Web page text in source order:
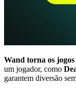
Wand torna os jogos
um jogador, como
garantem diversão